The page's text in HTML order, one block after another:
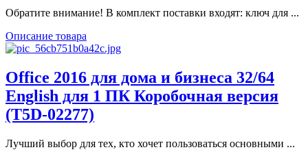
Обратите внимание! В комплект поставки входят: ключ для ...
Описание товара
Office 2016 для дома и бизнеса 32/64
English для 1 ПК Коробочная версия
(T5D-02277)
Лучший выбор для тех, кто хочет пользоваться основными ...